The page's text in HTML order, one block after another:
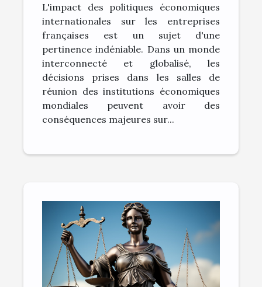
vitalité des entreprises
françaises
L'impact des politiques économiques
internationales sur les entreprises
françaises est un sujet d'une
pertinence indéniable. Dans un monde
interconnecté et globalisé, les
décisions prises dans les salles de
réunion des institutions économiques
mondiales peuvent avoir des
conséquences majeures sur...